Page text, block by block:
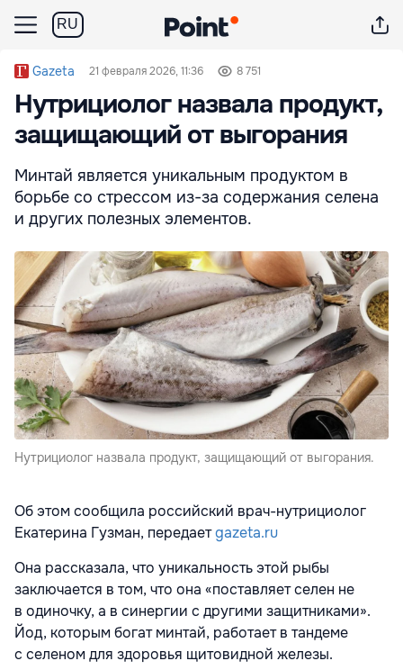
RU
Gazeta 21 февраля 2026, 11:36 8 751
Нутрициолог назвала продукт,
защищающий от выгорания
Минтай является уникальным продуктом в
борьбе со стрессом из-за содержания селена
и других полезных элементов.
Нутрициолог назвала продукт, защищающий от выгорания.
Об этом сообщила российский врач-нутрициолог
Екатерина Гузман, передаетgazeta.ru
Она рассказала, что уникальность этой рыбы
заключается в том, что она «поставляет селен не
в одиночку, а в синергии с другими защитниками».
Йод, которым богат минтай, работает в тандеме
с селеном для здоровья щитовидной железы.